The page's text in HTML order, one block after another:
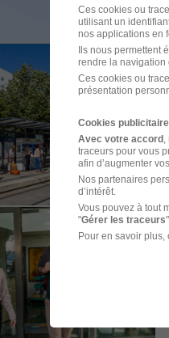
Ces cookies ou
utilisant un
nos applications en
Ils nous permettent
rendre la navigation
Ces cookies ou
présentation
Cookies
Avec votre accord,
traceurs pour vous
afin d’augmenter
Nos partenaires
d’intérêt.
Vous pouvez à tout
"Gérer les traceurs
Pour en savoir plus,